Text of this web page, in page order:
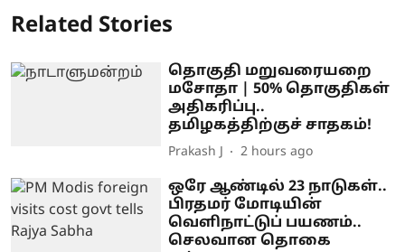
Related Stories
தொகுதி மறுவரையறை
மசோதா | 50% தொகுதிகள்
அதிகரிப்பு..
தமிழகத்திற்குச் சாதகம்!
Prakash J 2 hours ago
ஒரே ஆண்டில் 23 நாடுகள்..
பிரதமர் மோடியின்
வெளிநாட்டுப் பயணம்..
செலவான தொகை